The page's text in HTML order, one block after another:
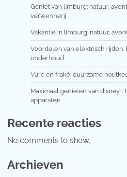
Geniet van limburg: natuur,
verwennerij
Vakantie in limburg: natuur,
Voordelen van elektrisch
onderhoud
Vure en fraké: duurzame
Maximaal genieten van
apparaten
Recente reacties
No comments to show.
Archieven